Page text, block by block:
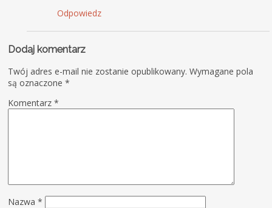
Odpowiedz
Dodaj komentarz
Twój adres e-mail nie zostanie opublikowany. Wymagane pola
są oznaczone*
Komentarz*
Nazwa*